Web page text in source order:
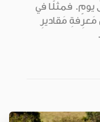
يومٍ. فمثلًا في
مَعرِفةِ مَقاديرِ